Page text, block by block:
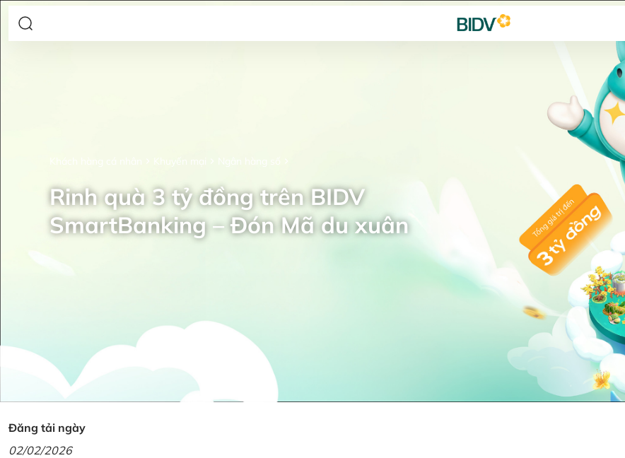
Khuyến mại Ngân hàng số
Rinh quà 3 tỷ đồng trên BIDV
SmartBanking – Đón Mã du xuân
Đăng tải ngày
02/02/2026